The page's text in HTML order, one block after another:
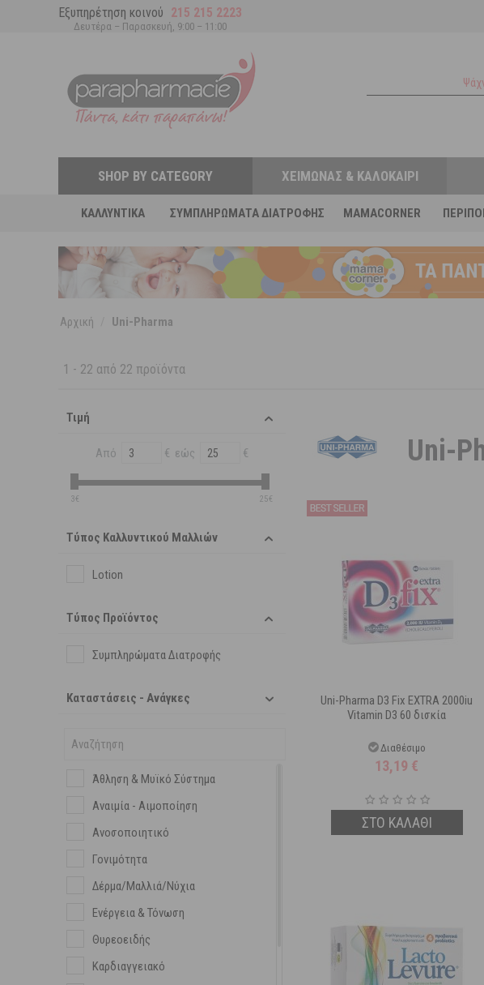
Εξυπηρέτηση κοινού 215 215 2223
Δευτέρα – Παρασκευή, 9:00 – 11:00
SHOP BY CATEGORY
ΚΑΛΛΥΝΤΙΚΆ ΣΥΜΠΛΗΡΏΜΑΤΑ ΔΙΑΤΡΟΦΉΣ MAMACORNER
ΧΕΙΜΏΝΑΣ & ΚΑΛΟΚΑΊΡΙ
Αρχική Uni-Pharma
1 - 22 από 22 προϊόντα
Τιμή
Από € εώς €
3€ 25€
Τύπος Καλλυντικού Μαλλιών
Lotion
Τύπος Προϊόντος
Συμπληρώματα Διατροφής
Καταστάσεις - Ανάγκες
Άθληση & Μυϊκό Σύστημα
Αναιμία - Αιμοποίηση
Ανοσοποιητικό
Γονιμότητα
Δέρμα/Μαλλιά/Νύχια
Ενέργεια & Τόνωση
Θυρεοειδής
Καρδιαγγειακό
Uni-
Uni-Pharma D3 Fix EXTRA 2000iu
Vitamin D3 60 δισκία
Διαθέσιμο
13,19 €
ΣΤΟ ΚΑΛΑΘΙ